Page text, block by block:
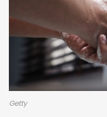
Getty